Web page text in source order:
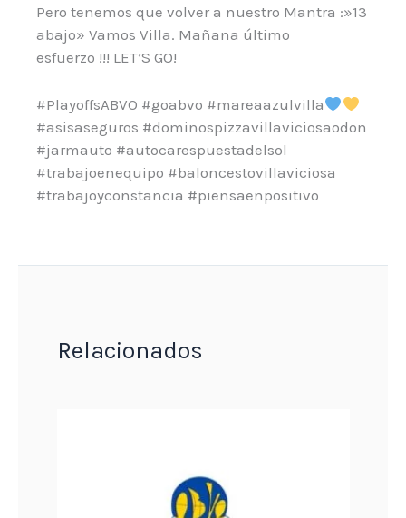
Pero tenemos que volver a nuestro Mantra :»13
abajo» Vamos Villa. Mañana último
esfuerzo !!! LET’S GO!
#PlayoffsABVO #goabvo #mareaazulvilla
#asisaseguros #dominospizzavillaviciosaodon
#jarmauto #autocarespuestadelsol
#trabajoenequipo #baloncestovillaviciosa
#trabajoyconstancia #piensaenpositivo
Relacionados